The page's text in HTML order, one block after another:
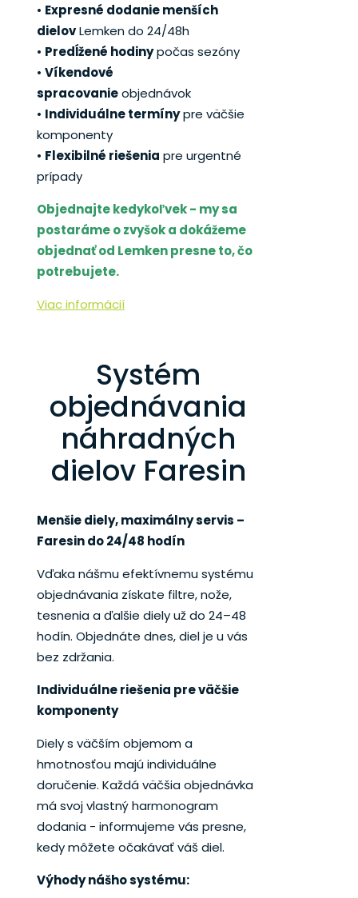
• Expresné dodanie menších
dielovLemken do 24/48h
• Predĺžené hodinypočas sezóny
• Víkendové
spracovanieobjednávok
• Individuálne termínypre väčšie
komponenty
• Flexibilné riešenia pre urgentné
prípady
Objednajte kedykoľvek - my sa
postaráme o zvyšok a dokážeme
objednať od Lemken presne to, čo
potrebujete.
Viac informácií
Systém
objednávania
náhradných
dielov Faresin
Menšie diely, maximálny servis –
Faresin do 24/48 hodín
Vďaka nášmu efektívnemu systému
objednávania získate filtre, nože,
tesnenia a ďalšie diely už do 24–48
hodín. Objednáte dnes, diel je u vás
bez zdržania.
Individuálne riešenia pre väčšie
komponenty
Diely s väčším objemom a
hmotnosťou majú individuálne
doručenie. Každá väčšia objednávka
má svoj vlastný harmonogram
dodania - informujeme vás presne,
kedy môžete očakávať váš diel.
Výhody nášho systému: